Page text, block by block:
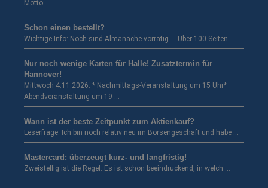
Motto: …
Schon einen bestellt?
Wichtige Info: Noch sind Almanache vorrätig … Über 100 Seiten …
Nur noch wenige Karten für Halle! Zusatztermin für
Hannover!
Mittwoch 4.11.2026: * Nachmittags-Veranstaltung um 15 Uhr*
Abendveranstaltung um 19 …
Wann ist der beste Zeitpunkt zum Aktienkauf?
Leserfrage: Ich bin noch relativ neu im Börsengeschäft und habe …
Mastercard: überzeugt kurz- und langfristig!
Zweistellig ist die Regel. Es ist schon beeindruckend, in welch …